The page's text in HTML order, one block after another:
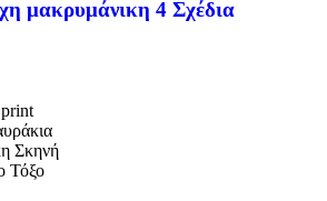
μακρυμάνικη 4 Σχέδια